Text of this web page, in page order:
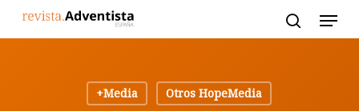
+Media
Otros HopeMedia